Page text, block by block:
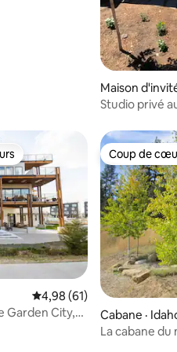
Maison
Studio privé
les plus aimés
Note moyenne de 4,98
4,98 (61)
Garden City,
Coup de
Coup de
Cabane ·
La cabane du